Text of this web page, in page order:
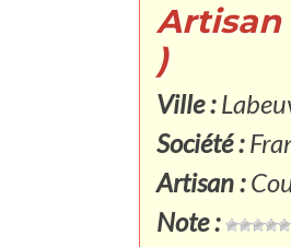
Artisan
)
Ville :
Société :
Artisan :
Note :